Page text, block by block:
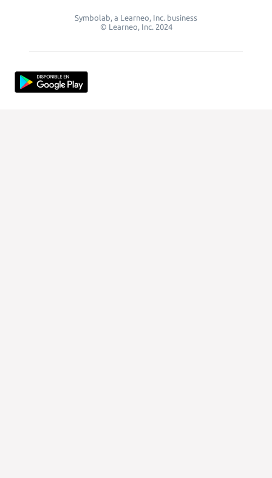
Symbolab, a Learneo, Inc. business
© Learneo, Inc. 2024